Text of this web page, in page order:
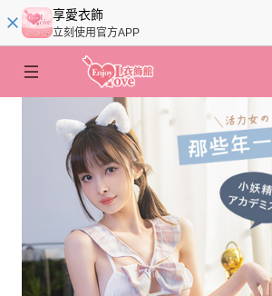
享愛衣飾
立刻使用官方APP